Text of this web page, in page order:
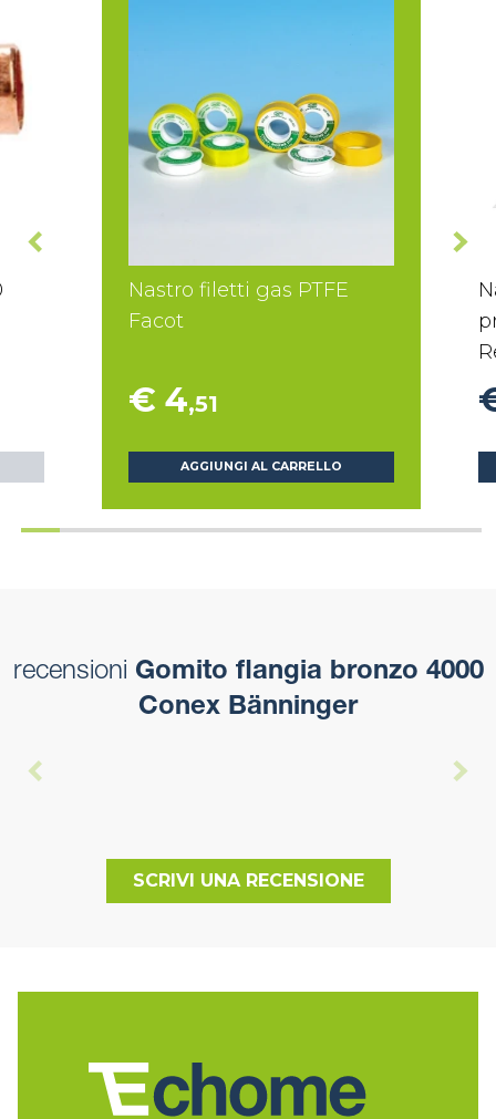
Nastro filetti gas PTFE
Facot
€ 4,51
AGGIUNGI AL CARRELLO
recensioni Gomito flangia bronzo 4000
Conex Bänninger
SCRIVI UNA RECENSIONE